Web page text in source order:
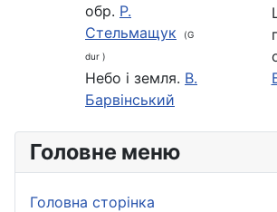
Головне меню
Головна сторінка
обр. Р.
Стельмащук
(G
dur )
Небо і земля. В.
Барвінський